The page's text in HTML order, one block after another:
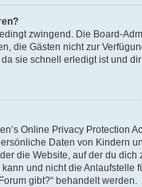
zwingend. Die Board-
die Gästen nicht zur
sie schnell erledigt ist und
Online Privacy Protection
Daten von Kindern
die Website, auf der du
und nicht die Anlaufstelle
gibt?“ behandelt werden.